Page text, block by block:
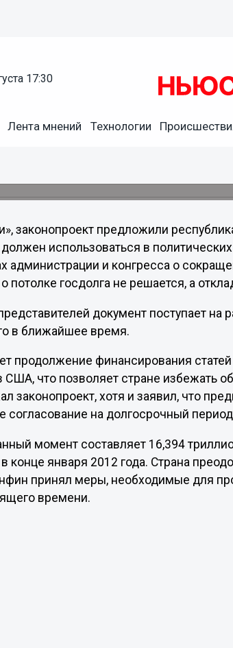
17:30
Лента мнений Технологии
принят
законопроект предложили
использоваться в
и конгресса о
госдолга не решается, а
документ поступает на
в ближайшее время.
продолжение финансирования
что позволяет стране избежать
законопроект, хотя и заявил, что
согласование на долгосрочный
момент составляет 16,394
января 2012 года. Страна
принял меры, необходимые для
времени.